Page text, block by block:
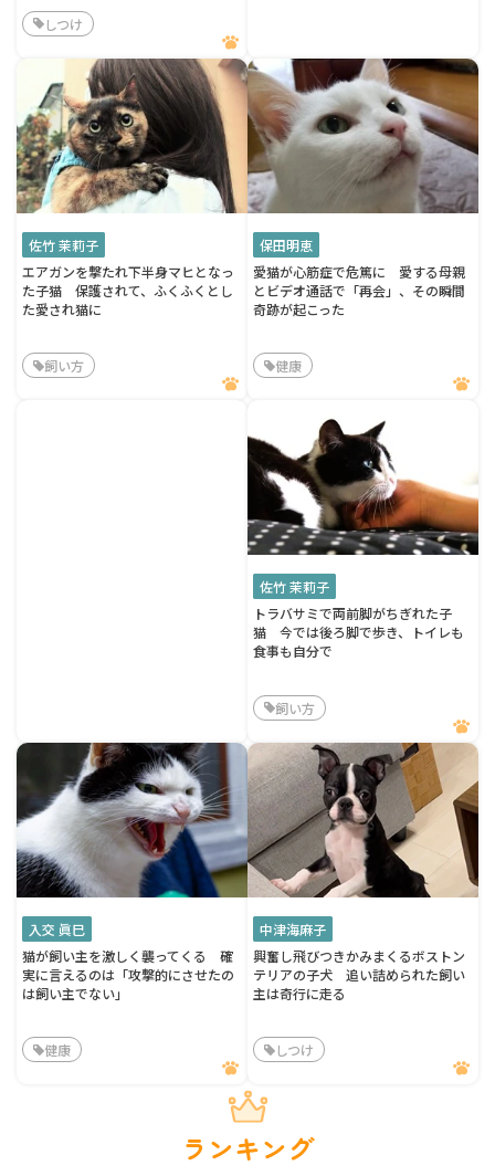
しつけ
佐竹 茉莉子
エアガンを撃たれ下半身マヒとなっ
た子猫 保護されて、ふくふくとし
た愛され猫に
飼い方
保田明恵
愛猫が心筋症で危篤に 愛する母親
とビデオ通話で「再会」、その瞬間
奇跡が起こった
健康
佐竹 茉莉子
トラバサミで両前脚がちぎれた子
猫 今では後ろ脚で歩き、トイレも
食事も自分で
飼い方
入交 眞巳
猫が飼い主を激しく襲ってくる 確
実に言えるのは「攻撃的にさせたの
は飼い主でない」
健康
中津海麻子
興奮し飛びつきかみまくるボストン
テリアの子犬 追い詰められた飼い
主は奇行に走る
しつけ
ランキング